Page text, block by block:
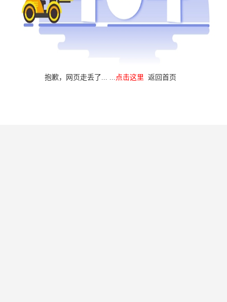
抱歉，网页走丢了... ... 点击这里 返回首页